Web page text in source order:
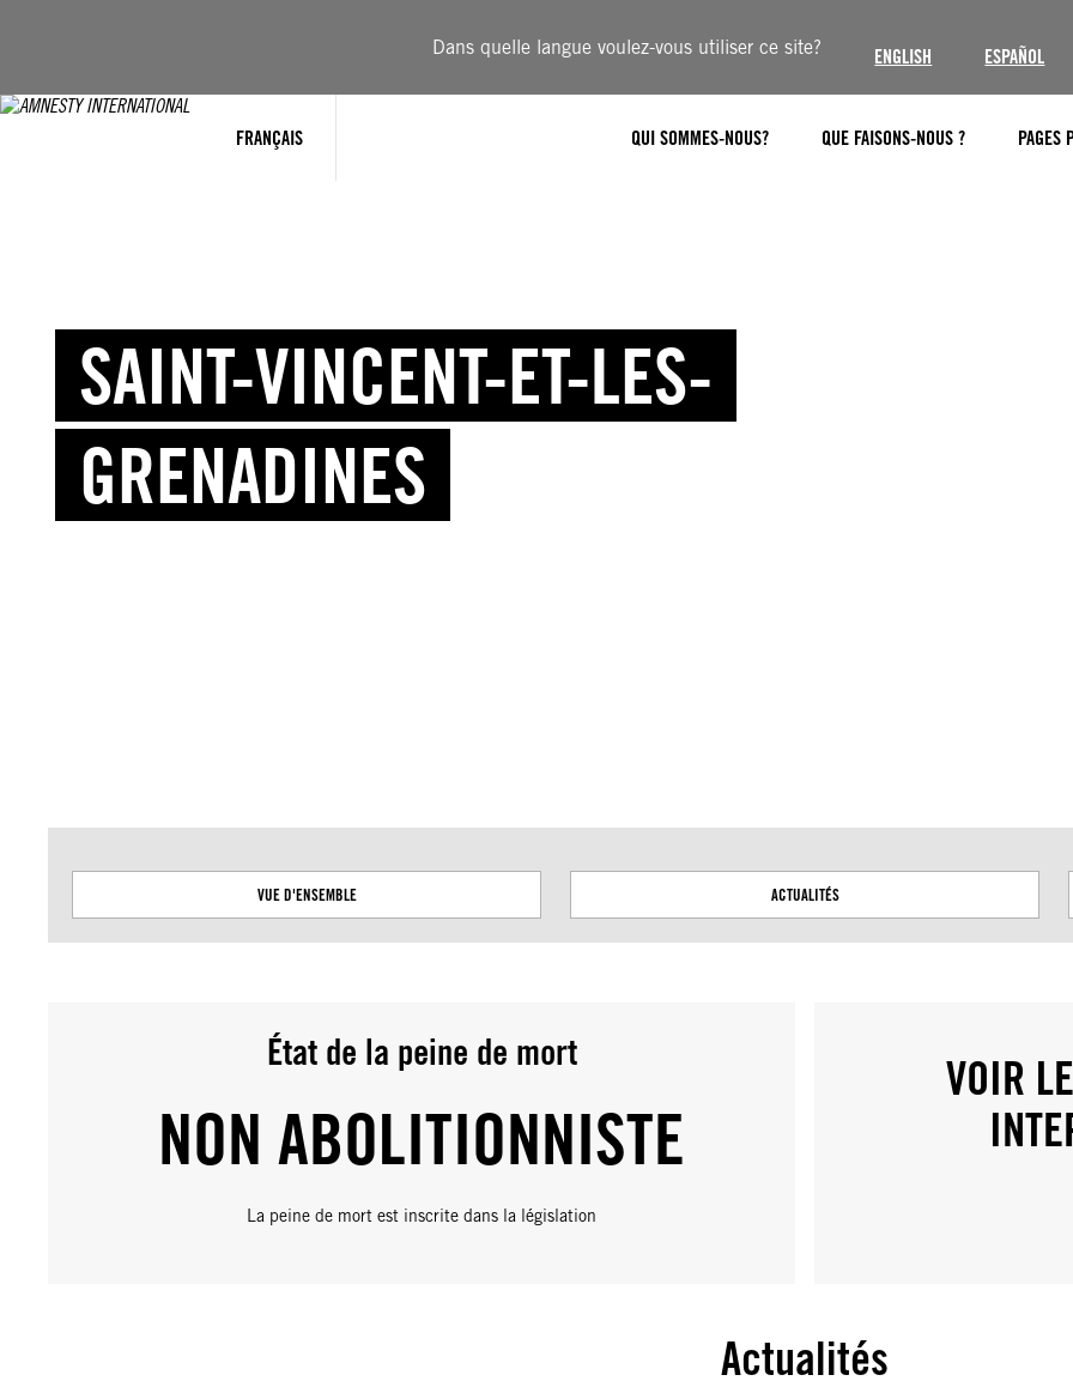
Dans quelle langue voulez-vous utiliser ce site? ENGLISH ESPAÑOL
FRANÇAIS QUI SOMMES-NOUS? QUE FAISONS-NOUS ? PAGES
SAINT-VINCENT-ET-LES-
GRENADINES
VUE D'ENSEMBLE ACTUALITÉS
État de la peine de mort
NON ABOLITIONNISTE
La peine de mort est inscrite dans la législation
VOIR
Actualités